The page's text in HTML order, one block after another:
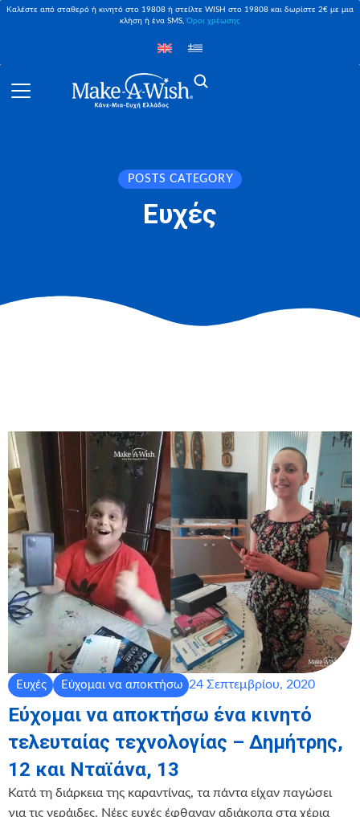
Καλέστε από σταθερό ή κινητό στο 19808 ή στείλτε WISH στο 19808 και δωρίστε 2€ με μια
κλήση ή ένα SMS,Όροι χρέωσης
POSTS CATEGORY
Ευχές
Ευχές Εύχομαι να αποκτήσω 24 Σεπτεμβρίου, 2020
Εύχομαι να αποκτήσω ένα κινητό
τελευταίας τεχνολογίας – Δημήτρης,
12 και Νταϊάνα, 13
Κατά τη διάρκεια της καραντίνας, τα πάντα είχαν παγώσει
για τις νεράιδες. Νέες ευχές έφθαναν αδιάκοπα στα χέρια